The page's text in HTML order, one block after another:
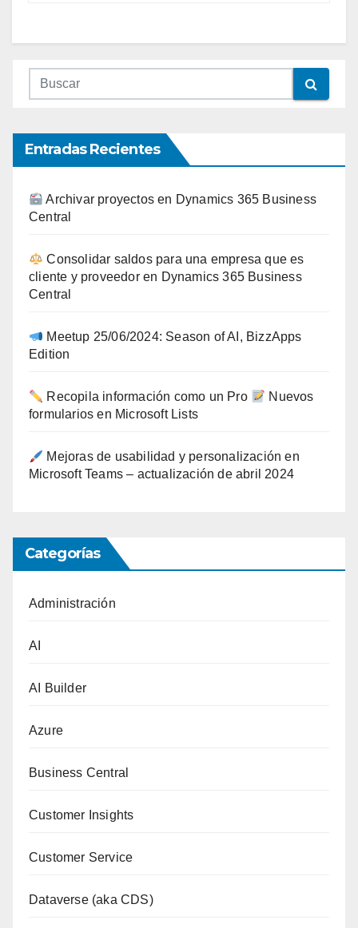
Entradas Recientes
Archivar proyectos en Dynamics 365 Business
Central
Consolidar saldos para una empresa que es
cliente y proveedor en Dynamics 365 Business
Central
Meetup 25/06/2024: Season of AI, BizzApps
Edition
Recopila información como un Pro
Nuevos
formularios en Microsoft Lists
Mejoras de usabilidad y personalización en
Microsoft Teams – actualización de abril 2024
Categorías
Administración
AI
AI Builder
Azure
Business Central
Customer Insights
Customer Service
Dataverse (aka CDS)